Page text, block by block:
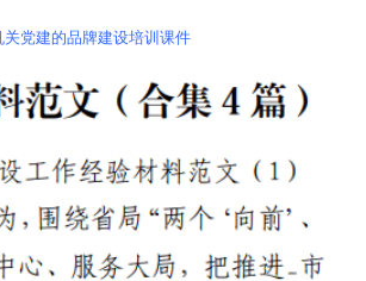
党建的品牌建设培训课件